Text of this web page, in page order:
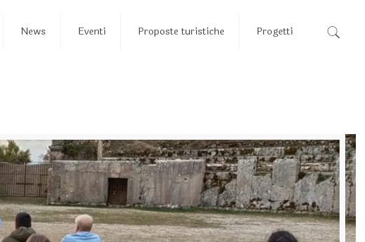
News Eventi Proposte turistiche Progetti